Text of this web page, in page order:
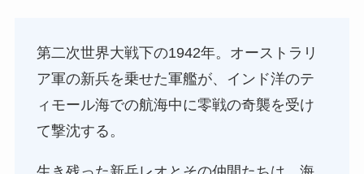
第二次世界大戦下の1942年。オーストラリ
ア軍の新兵を乗せた軍艦が、インド洋のテ
ィモール海での航海中に零戦の奇襲を受け
て撃沈する。